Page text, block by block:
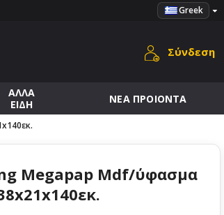
Greek
Σύνδεση
ΑΛΛΑ
ΕΙΔΗ
ΝΕΑ ΠΡΟΙΟΝΤΑ
Megapap Mdf/ύφασμα